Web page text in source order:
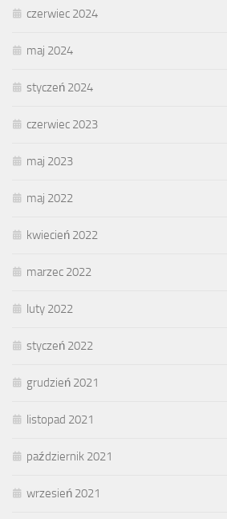
czerwiec 2024
maj 2024
styczeń 2024
czerwiec 2023
maj 2023
maj 2022
kwiecień 2022
marzec 2022
luty 2022
styczeń 2022
grudzień 2021
listopad 2021
październik 2021
wrzesień 2021